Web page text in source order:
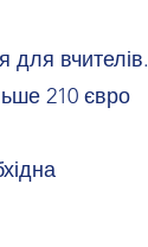
для вчителів.
210 євро